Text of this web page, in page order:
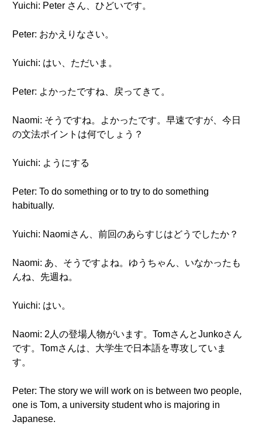
Yuichi: Peter さん、ひどいです。
Peter: おかえりなさい。
Yuichi: はい、ただいま。
Peter: よかったですね、戻ってきて。
Naomi: そうですね。よかったです。早速ですが、今日
の文法ポイントは何でしょう？
Yuichi: ようにする
Peter: To do something or to try to do something
habitually.
Yuichi: Naomiさん、前回のあらすじはどうでしたか？
Naomi: あ、そうですよね。ゆうちゃん、いなかったも
んね、先週ね。
Yuichi: はい。
Naomi: 2人の登場人物がいます。TomさんとJunkoさん
です。Tomさんは、大学生で日本語を専攻していま
す。
Peter: The story we will work on is between two people,
one is Tom, a university student who is majoring in
Japanese.